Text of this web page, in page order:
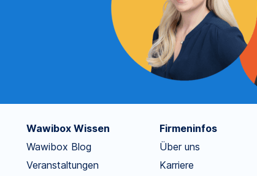
Wawibox Wissen
Wawibox Blog
Veranstaltungen
Firmeninfos
Über uns
Karriere